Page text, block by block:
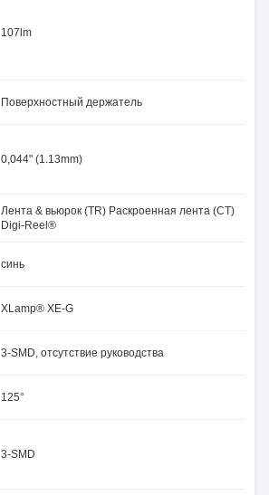
107lm
Поверхностный держатель
0,044" (1.13mm)
Лента & вьюрок (TR) Раскроенная лента (CT)
Digi-Reel®
синь
XLamp® XE-G
3-SMD, отсутствие руководства
125°
3-SMD